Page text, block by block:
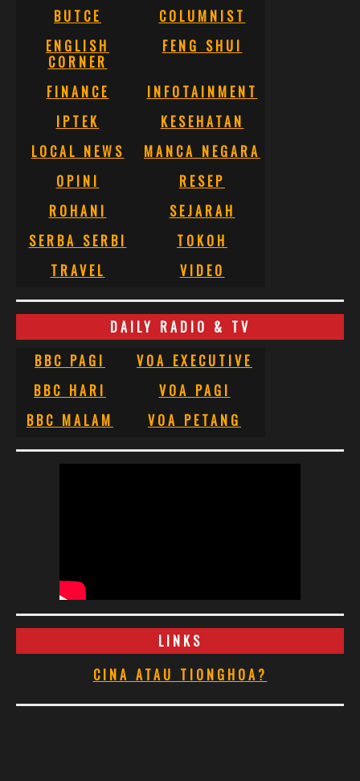
BUTCE
COLUMNIST
ENGLISH
CORNER
FENG SHUI
FINANCE
INFOTAINMENT
IPTEK
KESEHATAN
LOCAL NEWS
MANCA NEGARA
OPINI
RESEP
ROHANI
SEJARAH
SERBA SERBI
TOKOH
TRAVEL
VIDEO
DAILY RADIO & TV
BBC PAGI
VOA EXECUTIVE
BBC HARI
VOA PAGI
BBC MALAM
VOA PETANG
LINKS
CINA ATAU TIONGHOA?